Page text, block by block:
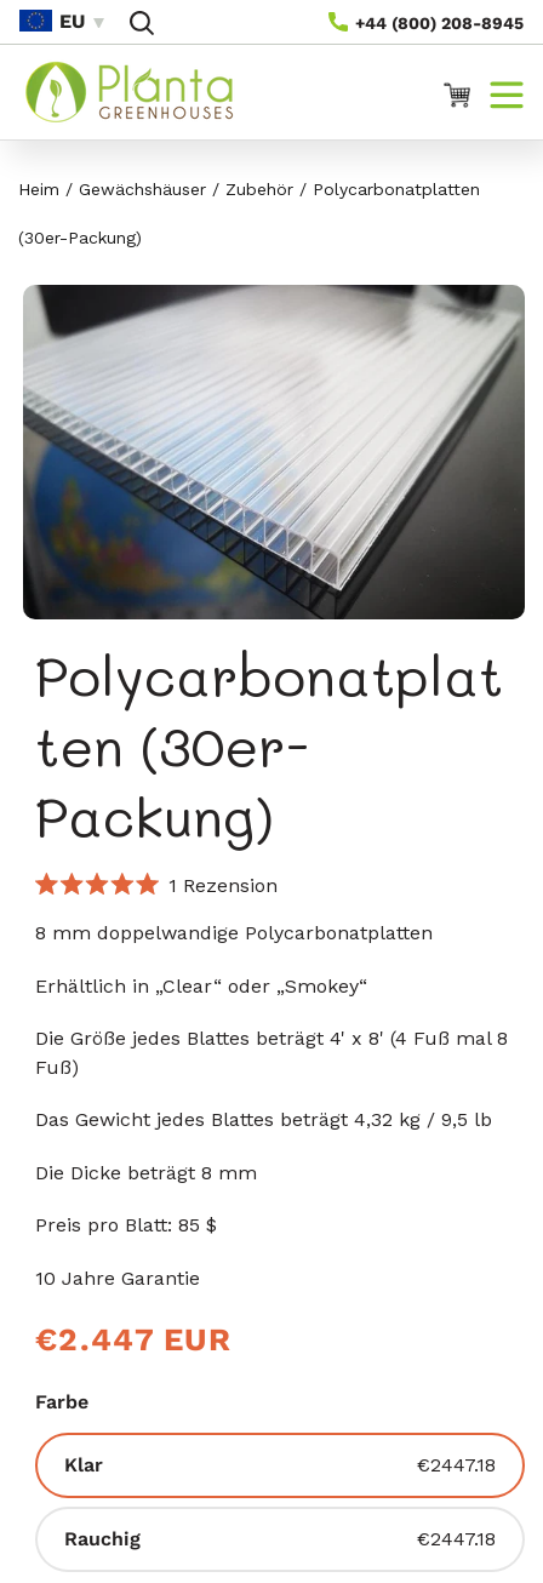
Zum
Inhalt
+44 (800) 208-8945
EU
Warenkorb
Heim / Gewächshäuser / Zubehör / Polycarbonatplatten
(30er-Packung)
Polycarbonatplat
ten (30er-
Packung)
5.0
von
Sternen
1 RezensionKlicken
um
Rezensionen
8 mm doppelwandige Polycarbonatplatten
Erhältlich in „Clear“ oder „Smokey“
Die Größe jedes Blattes beträgt 4' x 8' (4 Fuß mal 8
Fuß)
Das Gewicht jedes Blattes beträgt 4,32 kg / 9,5 lb
Die Dicke beträgt 8 mm
Preis pro Blatt: 85 $
10 Jahre Garantie
Normaler
€2.447 EUR
Farbe
KlarVariante
ausverkauft
nicht
€2447.18
RauchigVariante
ausverkauft
€2447.18